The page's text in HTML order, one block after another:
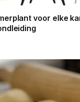
voor elke